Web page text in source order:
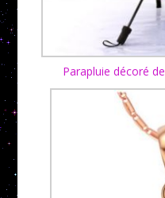
Parapluie décoré